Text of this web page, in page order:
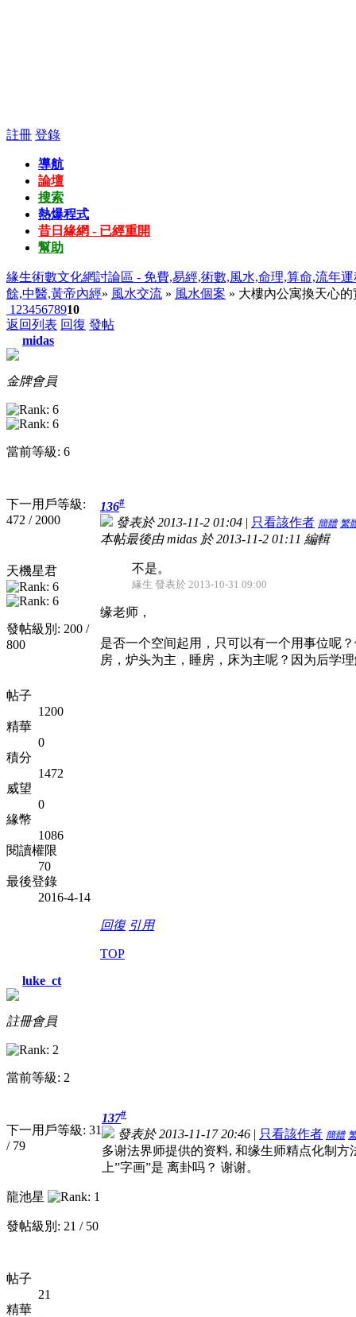
註冊 登錄
導航
論壇
搜索
熱爆程式
昔日緣網 - 已經重開
幫助
緣生術數文化網討論區 - 免費,易經,術數,風水,命理,算命,流年
餘,中醫,黃帝內經» 風水交流 » 風水個案 » 大樓內公寓換天心
1 2345678910
返回列表 回復 發帖
midas
金牌會員
當前等級: 6
下一用戶等級:
472 / 2000
天機星君
發帖級別: 200 /
800
帖子
1200
精華
0
積分
1472
威望
0
緣幣
1086
閱讀權限
70
最後登錄
2016-4-14
136#
發表於 2013-11-2 01:04 | 只看該作者 簡體 繁
本帖最後由 midas 於 2013-11-2 01:11 編輯
不是。
緣生 發表於 2013-10-31 09:00
缘老师，
是否一个空间起用，只可以有一个用事位呢
房，炉头为主，睡房，床为主呢？因为后学
回復 引用
TOP
luke_ct
註冊會員
當前等級: 2
下一用戶等級: 31
/ 79
龍池星
發帖級別: 21 / 50
帖子
21
精華
137#
發表於 2013-11-17 20:46 | 只看該作者 簡體
多谢法界师提供的资料, 和缘生师精点化制
上”字画”是 离卦吗？ 谢谢。